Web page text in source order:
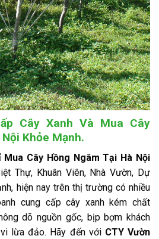
Cây Xanh Và Mua Cây
Khỏe Mạnh.
Mua Cây Hồng Ngâm Tại Hà Nội
Thự, Khuân Viên, Nhà Vườn, Dự
hiện nay trên thị trường có nhiều
cung cấp cây xanh kém chất
dõ nguồn gốc, bịp bợm khách
lừa đảo. Hãy đến với CTY Vườn